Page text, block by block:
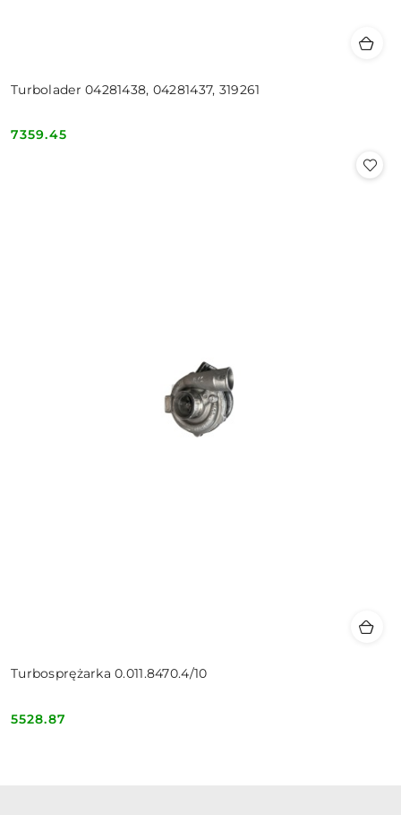
Turbolader 04281438, 04281437, 319261
Cena:
7359.45
Turbosprężarka 0.011.8470.4/10
Cena:
5528.87